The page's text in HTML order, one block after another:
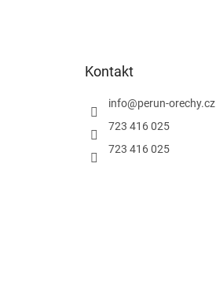
Kontakt
info@perun-orechy.cz
723 416 025
723 416 025